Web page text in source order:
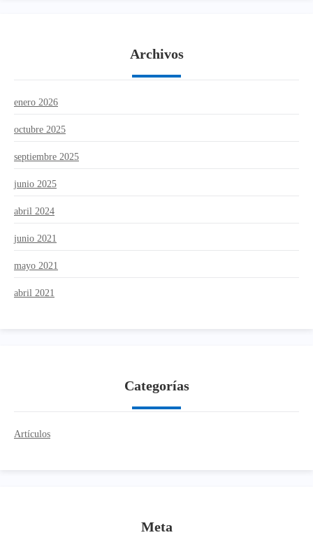
Archivos
enero 2026
octubre 2025
septiembre 2025
junio 2025
abril 2024
junio 2021
mayo 2021
abril 2021
Categorías
Artículos
Meta